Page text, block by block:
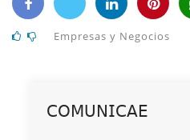
Empresas y Negocios
𝖢𝖮𝖬𝖴𝖭𝖨𝖢𝖠𝖤